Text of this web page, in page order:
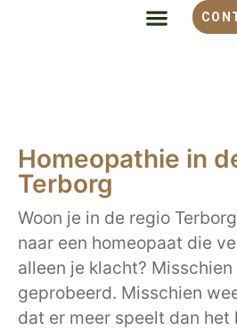
Homeopathie in
Terborg
Woon je in de regio
naar een homeopaat die
alleen je klacht?
geprobeerd. Misschien
dat er meer speelt dan